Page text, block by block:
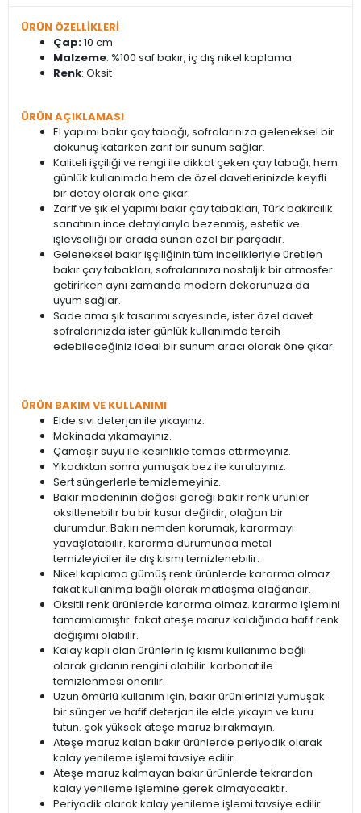
ÜRÜN ÖZELLİKLERİ
Çap:10 cm
Malzeme: %100 saf bakır, iç dış nikel kaplama
Renk: Oksit
ÜRÜN AÇIKLAMASI
El yapımı bakır çay tabağı, sofralarınıza geleneksel bir
dokunuş katarken zarif bir sunum sağlar.
Kaliteli işçiliği ve rengi ile dikkat çeken çay tabağı, hem
günlük kullanımda hem de özel davetlerinizde keyifli
bir detay olarak öne çıkar.
Zarif ve şık el yapımı bakır çay tabakları, Türk bakırcılık
sanatının ince detaylarıyla bezenmiş, estetik ve
işlevselliği bir arada sunan özel bir parçadır.
Geleneksel bakır işçiliğinin tüm incelikleriyle üretilen
bakır çay tabakları, sofralarınıza nostaljik bir atmosfer
getirirken aynı zamanda modern dekorunuza da
uyum sağlar.
Sade ama şık tasarımı sayesinde, ister özel davet
sofralarınızda ister günlük kullanımda tercih
edebileceğiniz ideal bir sunum aracı olarak öne çıkar.
ÜRÜN BAKIM VE KULLANIMI
Elde sıvı deterjan ile yıkayınız.
Makinada yıkamayınız.
Çamaşır suyu ile kesinlikle temas ettirmeyiniz.
Yıkadıktan sonra yumuşak bez ile kurulayınız.
Sert süngerlerle temizlemeyiniz.
Bakır madeninin doğası gereği bakır renk ürünler
oksitlenebilir bu bir kusur değildir, olağan bir
durumdur. Bakırı nemden korumak, kararmayı
yavaşlatabilir. kararma durumunda metal
temizleyiciler ile dış kısmı temizlenebilir.
Nikel kaplama gümüş renk ürünlerde kararma olmaz
fakat kullanıma bağlı olarak matlaşma olağandır.
Oksitli renk ürünlerde kararma olmaz. kararma işlemini
tamamlamıştır. fakat ateşe maruz kaldığında hafif renk
değişimi olabilir.
Kalay kaplı olan ürünlerin iç kısmı kullanıma bağlı
olarak gıdanın rengini alabilir. karbonat ile
temizlenmesi önerilir.
Uzun ömürlü kullanım için, bakır ürünlerinizi yumuşak
bir sünger ve hafif deterjan ile elde yıkayın ve kuru
tutun. çok yüksek ateşe maruz bırakmayın.
Ateşe maruz kalan bakır ürünlerde periyodik olarak
kalay yenileme işlemi tavsiye edilir.
Ateşe maruz kalmayan bakır ürünlerde tekrardan
kalay yenileme işlemine gerek olmayacaktır.
Periyodik olarak kalay yenileme işlemi tavsiye edilir.